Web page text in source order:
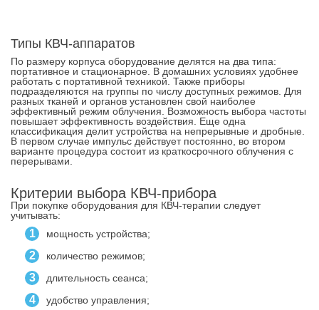
Типы КВЧ-аппаратов
По размеру корпуса оборудование делятся на два типа:
портативное и стационарное. В домашних условиях удобнее
работать с портативной техникой. Также приборы
подразделяются на группы по числу доступных режимов. Для
разных тканей и органов установлен свой наиболее
эффективный режим облучения. Возможность выбора частоты
повышает эффективность воздействия. Еще одна
классификация делит устройства на непрерывные и дробные.
В первом случае импульс действует постоянно, во втором
варианте процедура состоит из краткосрочного облучения с
перерывами.
Критерии выбора КВЧ-прибора
При покупке оборудования для КВЧ-терапии следует
учитывать:
мощность устройства;
количество режимов;
длительность сеанса;
удобство управления;